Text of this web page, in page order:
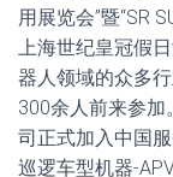
用展览会”暨“SR
上海世纪皇冠假
器人领域的众多
300余人前来参
司正式加入中国
巡逻车型机器-